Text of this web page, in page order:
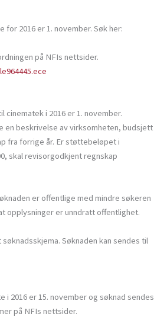
2016 er 1. november. Søk her:
på NFIs nettsider.
i 2016 er 1. november.
en beskrivelse av virksomheten, budsjett
fra forrige år. Er støttebeløpet i
skal revisorgodkjent regnskap
er offentlige med mindre søkeren
opplysninger er unndratt offentlighet.
Søknaden kan sendes til
2016 er 15. november og søknad sendes
på NFIs nettsider.